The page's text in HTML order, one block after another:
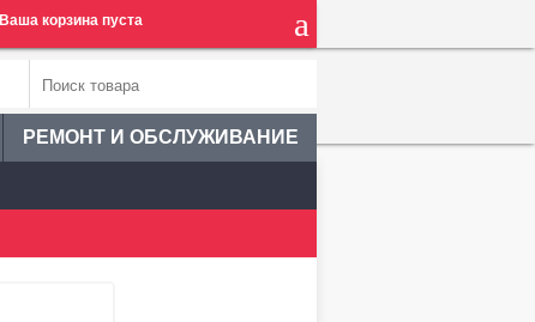
Ваша корзина пуста
РЕМОНТ И ОБСЛУЖИВАНИЕ